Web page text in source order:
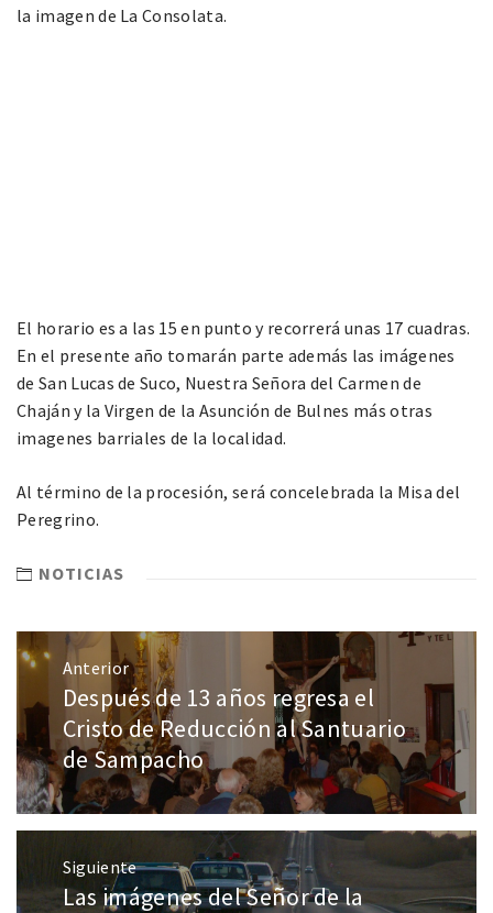
la imagen de La Consolata.
El horario es a las 15 en punto y recorrerá unas 17 cuadras.
En el presente año tomarán parte además las imágenes
de San Lucas de Suco, Nuestra Señora del Carmen de
Chaján y la Virgen de la Asunción de Bulnes más otras
imagenes barriales de la localidad.
Al término de la procesión, será concelebrada la Misa del
Peregrino.
NOTICIAS
Anterior
Después de 13 años regresa el
Cristo de Reducción al Santuario
de Sampacho
Siguiente
Las imágenes del Señor de la